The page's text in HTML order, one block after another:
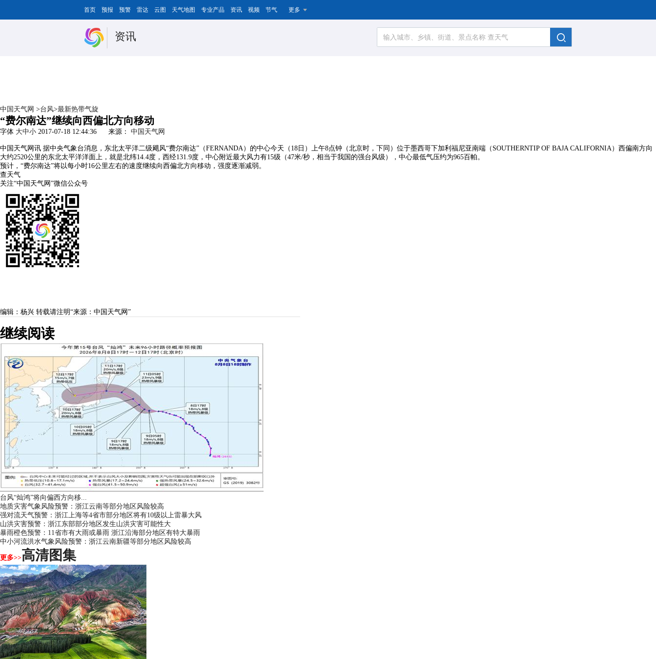
首页 预报 预警 雷达 云图 天气地图 专业产品 资讯 视频 节气 更多
资讯
中国天气网 >台风>最新热带气旋
“费尔南达”继续向西偏北方向移动
字体 大中小 2017-07-18 12:44:36 来源： 中国天气网
中国天气网讯 据中央气象台消息，东北太平洋二级飓风“费尔南达”（FERNANDA）的中心今天（18日）上午8点钟（北京时，下同）位于墨西哥下加利福尼亚南端（SOUTHERNTIP OF BAJA CALIFORNIA）西偏南方向
大约2520公里的东北太平洋洋面上，就是北纬14.4度，西经131.9度，中心附近最大风力有15级（47米/秒，相当于我国的强台风级），中心最低气压约为965百帕。
预计，“费尔南达”将以每小时16公里左右的速度继续向西偏北方向移动，强度逐渐减弱。
查天气
关注“中国天气网”微信公众号
编辑：杨兴 转载请注明“来源：中国天气网”
继续阅读
台风“灿鸿”将向偏西方向移...
地质灾害气象风险预警：浙江云南等部分地区风险较高
强对流天气预警：浙江上海等4省市部分地区将有10级以上雷暴大风
山洪灾害预警：浙江东部部分地区发生山洪灾害可能性大
暴雨橙色预警：11省市有大雨或暴雨 浙江沿海部分地区有特大暴雨
中小河流洪水气象风险预警：浙江云南新疆等部分地区风险较高
更多>>高清图集